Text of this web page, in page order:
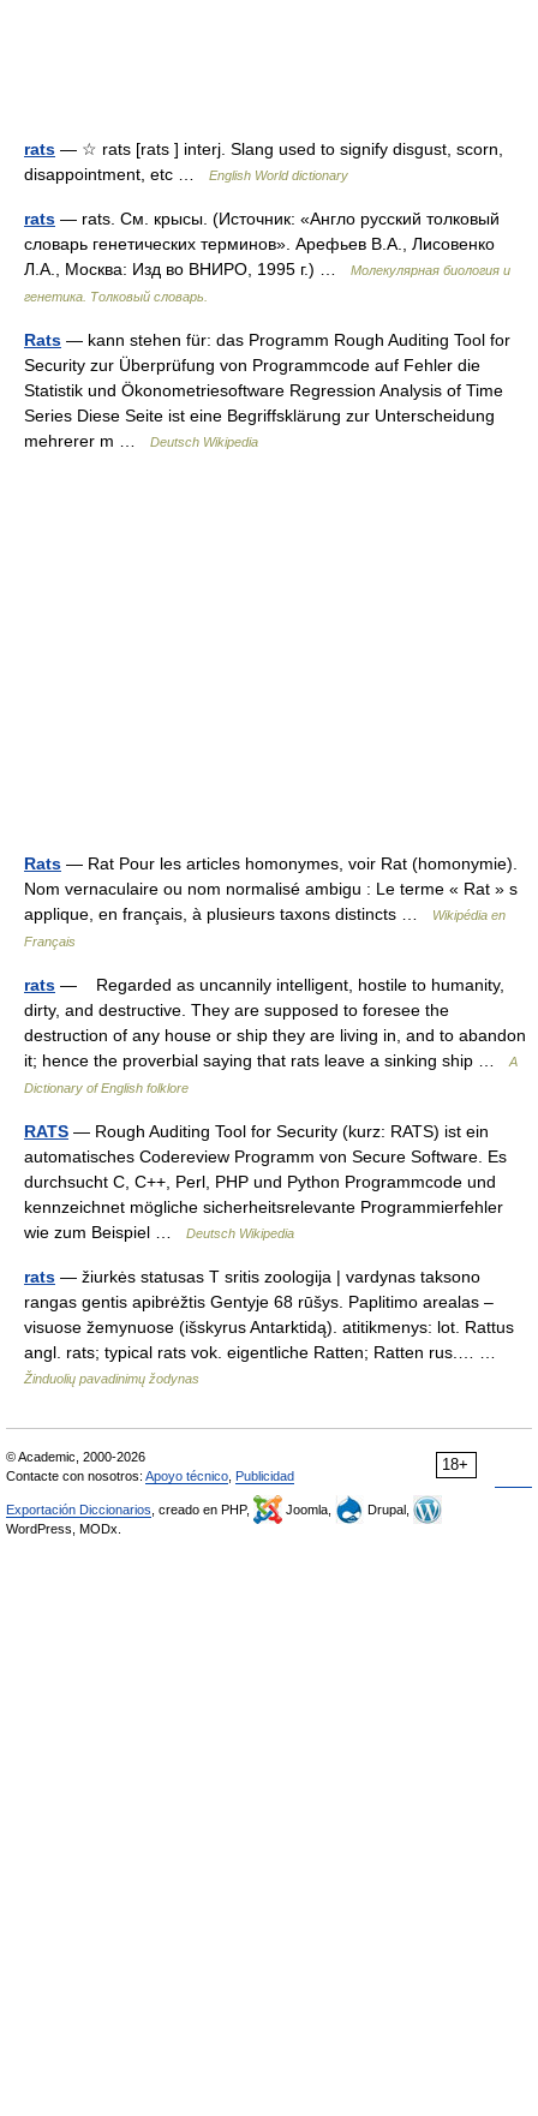
rats — ☆ rats [rats ] interj. Slang used to signify disgust, scorn,
disappointment, etc …
English World dictionary
rats — rats. См. крысы. (Источник: «Англо русский толковый
словарь генетических терминов». Арефьев В.А., Лисовенко
Л.А., Москва: Изд во ВНИРО, 1995 г.) …
Молекулярная биология и
генетика. Толковый словарь.
Rats — kann stehen für: das Programm Rough Auditing Tool for
Security zur Überprüfung von Programmcode auf Fehler die
Statistik und Ökonometriesoftware Regression Analysis of Time
Series Diese Seite ist eine Begriffsklärung zur Unterscheidung
mehrerer m …
Deutsch Wikipedia
Rats — Rat Pour les articles homonymes, voir Rat (homonymie).
Nom vernaculaire ou nom normalisé ambigu : Le terme « Rat » s
applique, en français, à plusieurs taxons distincts …
Wikipédia en
Français
rats — Regarded as uncannily intelligent, hostile to humanity,
dirty, and destructive. They are supposed to foresee the
destruction of any house or ship they are living in, and to abandon
it; hence the proverbial saying that rats leave a sinking ship …A
Dictionary of English folklore
RATS — Rough Auditing Tool for Security (kurz: RATS) ist ein
automatisches Codereview Programm von Secure Software. Es
durchsucht C, C++, Perl, PHP und Python Programmcode und
kennzeichnet mögliche sicherheitsrelevante Programmierfehler
wie zum Beispiel …
Deutsch Wikipedia
rats — žiurkės statusas T sritis zoologija | vardynas taksono
rangas gentis apibrėžtis Gentyje 68 rūšys. Paplitimo arealas –
visuose žemynuose (išskyrus Antarktidą). atitikmenys: lot. Rattus
angl. rats; typical rats vok. eigentliche Ratten; Ratten rus.… …
Žinduolių pavadinimų žodynas
18+
© Academic, 2000-2026
Contacte con nosotros: Apoyo técnico Publicidad
Exportación Diccionarios , creado en PHP, Joomla,
Drupal,
WordPress, MODx.